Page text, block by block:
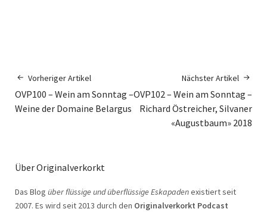
Vorheriger Artikel
OVP100 – Wein am Sonntag –
Weine der Domaine Belargus
Nächster Artikel
OVP102 – Wein am Sonntag –
Richard Östreicher, Silvaner
«Augustbaum» 2018
Über Originalverkorkt
Das Blog über flüssige und überflüssige Eskapadenexistiert seit
2007. Es wird seit 2013 durch den Originalverkorkt Podcast